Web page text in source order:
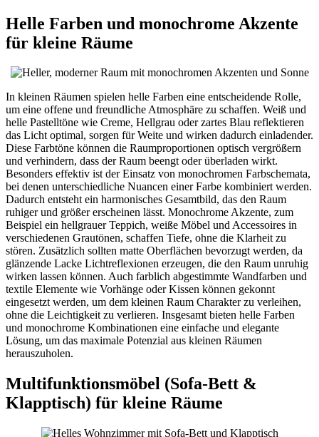
Helle Farben und monochrome Akzente
für kleine Räume
In kleinen Räumen spielen helle Farben eine entscheidende Rolle,
um eine offene und freundliche Atmosphäre zu schaffen. Weiß und
helle Pastelltöne wie Creme, Hellgrau oder zartes Blau reflektieren
das Licht optimal, sorgen für Weite und wirken dadurch einladender.
Diese Farbtöne können die Raumproportionen optisch vergrößern
und verhindern, dass der Raum beengt oder überladen wirkt.
Besonders effektiv ist der Einsatz von monochromen Farbschemata,
bei denen unterschiedliche Nuancen einer Farbe kombiniert werden.
Dadurch entsteht ein harmonisches Gesamtbild, das den Raum
ruhiger und größer erscheinen lässt. Monochrome Akzente, zum
Beispiel ein hellgrauer Teppich, weiße Möbel und Accessoires in
verschiedenen Grautönen, schaffen Tiefe, ohne die Klarheit zu
stören. Zusätzlich sollten matte Oberflächen bevorzugt werden, da
glänzende Lacke Lichtreflexionen erzeugen, die den Raum unruhig
wirken lassen können. Auch farblich abgestimmte Wandfarben und
textile Elemente wie Vorhänge oder Kissen können gekonnt
eingesetzt werden, um dem kleinen Raum Charakter zu verleihen,
ohne die Leichtigkeit zu verlieren. Insgesamt bieten helle Farben
und monochrome Kombinationen eine einfache und elegante
Lösung, um das maximale Potenzial aus kleinen Räumen
herauszuholen.
Multifunktionsmöbel (Sofa‑Bett &
Klapptisch) für kleine Räume